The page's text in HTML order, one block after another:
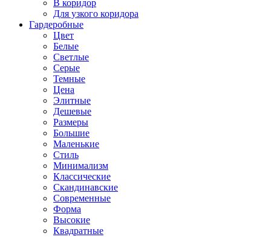
В коридор
Для узкого коридора
Гардеробные
Цвет
Белые
Светлые
Серые
Темные
Цена
Элитные
Дешевые
Размеры
Большие
Маленькие
Стиль
Минимализм
Классические
Скандинавские
Современные
Форма
Высокие
Квадратные